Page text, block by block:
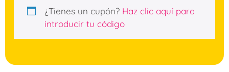
¿Tienes un cupón? Haz clic aquí para
introducir tu código